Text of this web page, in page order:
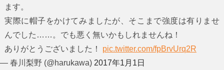
ます。
実際に帽子をかけてみましたが、そこまで強度は有りませ
んでした……。でも悪く無いかもしれませんね！
ありがとうございました！ pic.twitter.com/fpBrvUrq2R
— 春川梨野 (@harukawa) 2017年1月1日